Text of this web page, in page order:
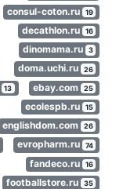
consul-coton.ru 19
decathlon.ru 16
dinomama.ru 3
doma.uchi.ru 26
13 ebay.com 25
ecolespb.ru 15
englishdom.com 26
evropharm.ru 74
fandeco.ru 16
footballstore.ru 35